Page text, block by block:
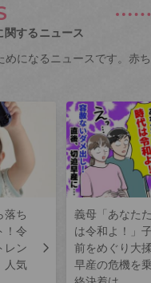
するニュース
になるニュースです。赤
落ち
！令
レン
人気
義母「あなた
は令和よ！」
前をめぐり大
早産の危機を